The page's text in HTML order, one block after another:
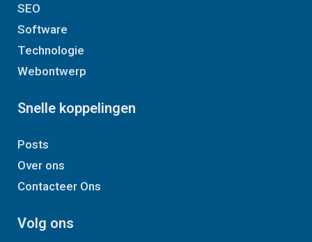
SEO
Software
Technologie
Webontwerp
Snelle koppelingen
Posts
Over ons
Contacteer Ons
Volg ons